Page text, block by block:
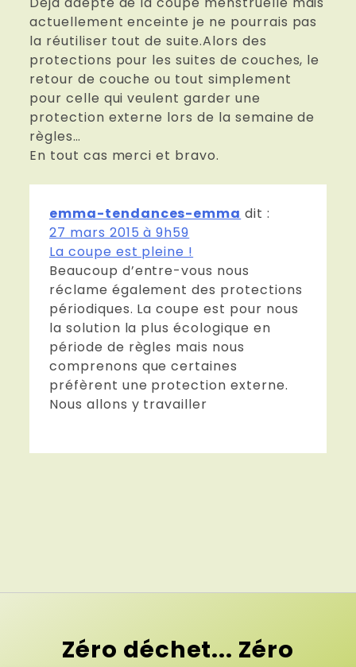
actuellement enceinte je ne pourrais pas
la réutiliser tout de suite.Alors des
protections pour les suites de couches, le
retour de couche ou tout simplement
pour celle qui veulent garder une
protection externe lors de la semaine de
règles…
En tout cas merci et bravo.
emma-tendances-emma dit :
27 mars 2015 à 9h59
La coupe est pleine !
Beaucoup d’entre-vous nous
réclame également des protections
périodiques. La coupe est pour nous
la solution la plus écologique en
période de règles mais nous
comprenons que certaines
préfèrent une protection externe.
Nous allons y travailler
Zéro déchet... Zéro